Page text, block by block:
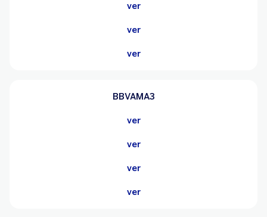
ver
ver
ver
BBVAMA3
ver
ver
ver
ver